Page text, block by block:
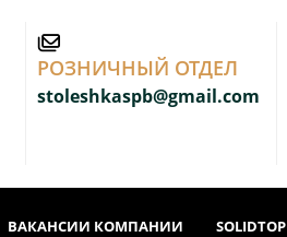
РОЗНИЧНЫЙ ОТДЕЛ
stoleshkaspb@gmail.com
ВАКАНСИИ КОМПАНИИ SOLIDTOP